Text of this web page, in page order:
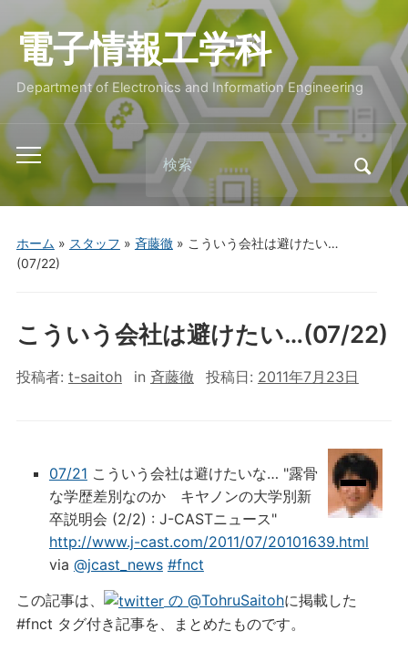
電子情報工学科
Department of Electronics and Information Engineering
Toggle
mobile
menu
Search
for:
ホーム » スタッフ » 斉藤徹» こういう会社は避けたい…
(07/22)
こういう会社は避けたい…(07/22)
投稿者: t-saitoh in 斉藤徹 投稿日: 2011年7月23日
07/21 こういう会社は避けたいな… "露骨
な学歴差別なのか キヤノンの大学別新
卒説明会 (2/2) : J-CASTニュース"
http://www.j-cast.com/2011/07/20101639.html
via @jcast_news #fnct
この記事は、
の @TohruSaitohに掲載した
#fnct タグ付き記事を、まとめたものです。